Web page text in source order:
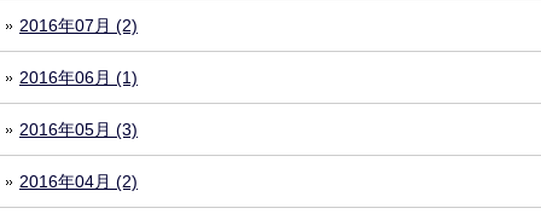
2016年07月 (2)
2016年06月 (1)
2016年05月 (3)
2016年04月 (2)